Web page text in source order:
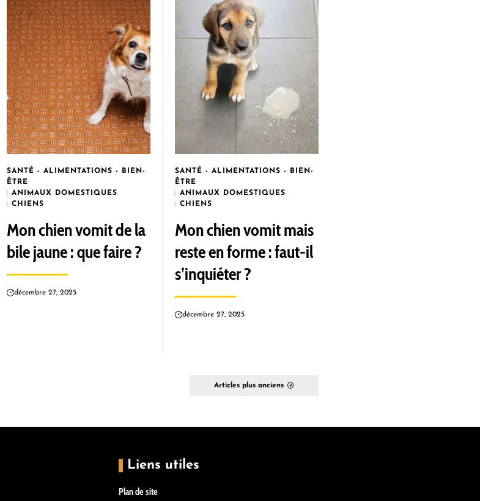
SANTÉ - ALIMENTATIONS - BIEN-
ÊTRE
ANIMAUX DOMESTIQUES
CHIENS
Mon chien vomit de la
bile jaune : que faire ?
décembre 27, 2025
SANTÉ - ALIMENTATIONS - BIEN-
ÊTRE
ANIMAUX DOMESTIQUES
CHIENS
Mon chien vomit mais
reste en forme : faut-il
s’inquiéter ?
décembre 27, 2025
Articles plus anciens
Liens utiles
Plan de site